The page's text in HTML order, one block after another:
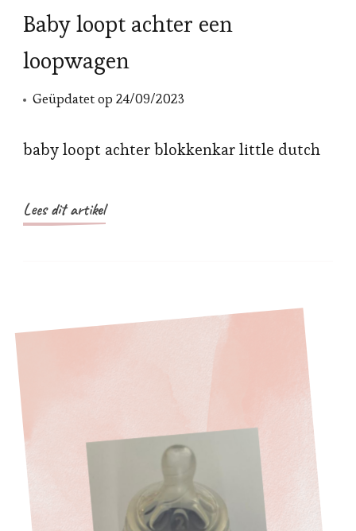
Baby loopt achter een
loopwagen
Geüpdatet op 24/09/2023
baby loopt achter blokkenkar little dutch
Lees dit artikel